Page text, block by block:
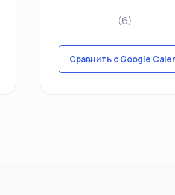
(6)
Сравнить с Google